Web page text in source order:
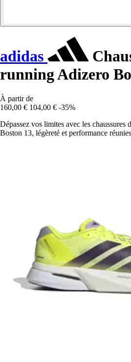
adidas
running Adizero
À partir de
160,00 € 104,00 € -35%
Dépassez vos limites avec les chaussures
Boston 13, légèreté et performance